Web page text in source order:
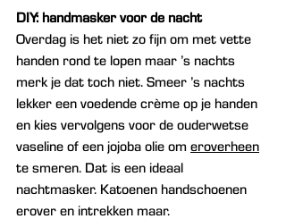
DIY: handmasker voor de nacht
Overdag is het niet zo fijn om met vette
handen rond te lopen maar ’s nachts
merk je dat toch niet. Smeer ’s nachts
lekker een voedende crème op je handen
en kies vervolgens voor de ouderwetse
vaseline of een jojoba olie om eroverheen
te smeren. Dat is een ideaal
nachtmasker. Katoenen handschoenen
erover en intrekken maar.